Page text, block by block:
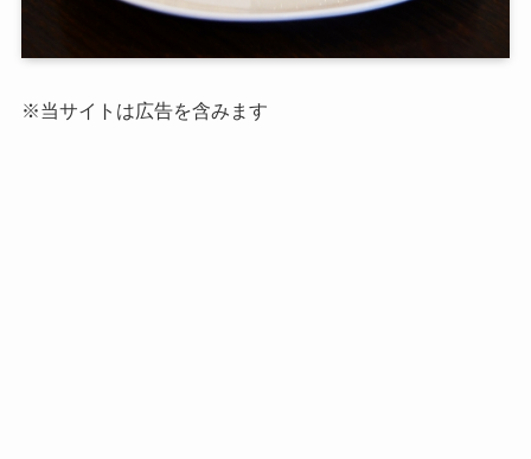
※当サイトは広告を含みます